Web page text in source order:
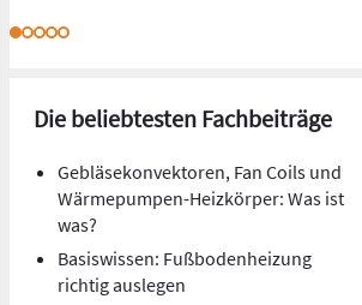
Die beliebtesten Fachbeiträge
Gebläsekonvektoren, Fan Coils und
Wärmepumpen-Heizkörper: Was ist
was?
Basiswissen: Fußbodenheizung
richtig auslegen